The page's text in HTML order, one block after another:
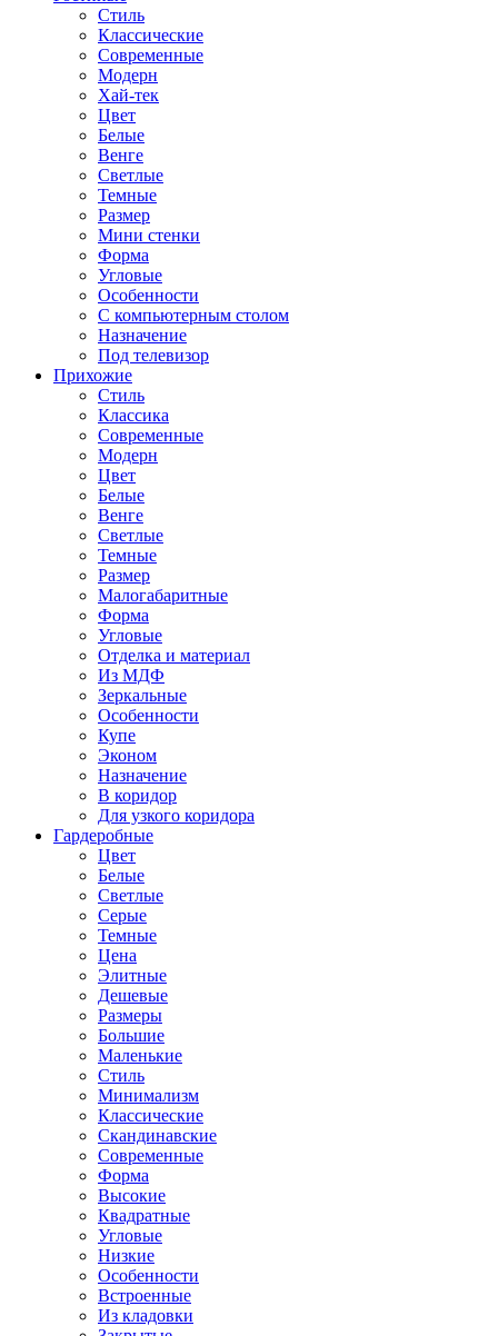
Стиль
Классические
Современные
Модерн
Хай-тек
Цвет
Белые
Венге
Светлые
Темные
Размер
Мини стенки
Форма
Угловые
Особенности
С компьютерным столом
Назначение
Под телевизор
Прихожие
Стиль
Классика
Современные
Модерн
Цвет
Белые
Венге
Светлые
Темные
Размер
Малогабаритные
Форма
Угловые
Отделка и материал
Из МДФ
Зеркальные
Особенности
Купе
Эконом
Назначение
В коридор
Для узкого коридора
Гардеробные
Цвет
Белые
Светлые
Серые
Темные
Цена
Элитные
Дешевые
Размеры
Большие
Маленькие
Стиль
Минимализм
Классические
Скандинавские
Современные
Форма
Высокие
Квадратные
Угловые
Низкие
Особенности
Встроенные
Из кладовки